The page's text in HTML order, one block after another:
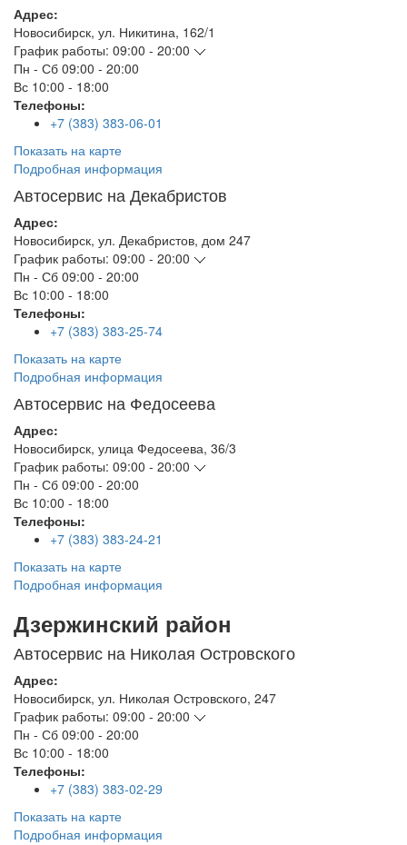
Адрес:
Новосибирск, ул. Никитина, 162/1
График работы: 09:00 - 20:00
Пн - Сб 09:00 - 20:00
Вс 10:00 - 18:00
Телефоны:
+7 (383) 383-06-01
Показать на карте
Подробная информация
Автосервис на Декабристов
Адрес:
Новосибирск, ул. Декабристов, дом 247
График работы: 09:00 - 20:00
Пн - Сб 09:00 - 20:00
Вс 10:00 - 18:00
Телефоны:
+7 (383) 383-25-74
Показать на карте
Подробная информация
Автосервис на Федосеева
Адрес:
Новосибирск, улица Федосеева, 36/3
График работы: 09:00 - 20:00
Пн - Сб 09:00 - 20:00
Вс 10:00 - 18:00
Телефоны:
+7 (383) 383-24-21
Показать на карте
Подробная информация
Дзержинский район
Автосервис на Николая Островского
Адрес:
Новосибирск, ул. Николая Островского, 247
График работы: 09:00 - 20:00
Пн - Сб 09:00 - 20:00
Вс 10:00 - 18:00
Телефоны:
+7 (383) 383-02-29
Показать на карте
Подробная информация